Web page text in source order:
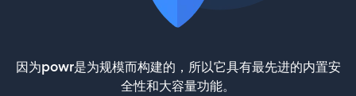
因为powr是为规模而构建的，所以它具有最先进的内置安
全性和大容量功能。